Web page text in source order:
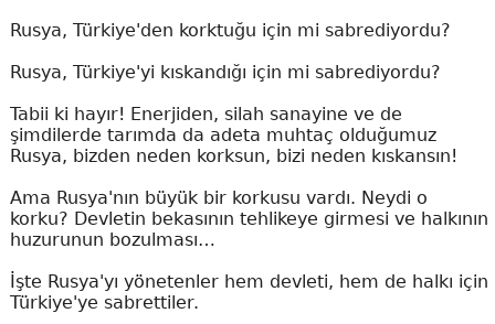
Rusya, Türkiye'den korktuğu için mi sabrediyordu?
Rusya, Türkiye'yi kıskandığı için mi sabrediyordu?
Tabii ki hayır! Enerjiden, silah sanayine ve de
şimdilerde tarımda da adeta muhtaç olduğumuz
Rusya, bizden neden korksun, bizi neden kıskansın!
Ama Rusya'nın büyük bir korkusu vardı. Neydi o
korku? Devletin bekasının tehlikeye girmesi ve halkının
huzurunun bozulması…
İşte Rusya'yı yönetenler hem devleti, hem de halkı için
Türkiye'ye sabrettiler.